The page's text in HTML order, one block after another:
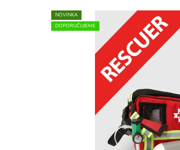
NOVINKA
DOPORUČUJEME